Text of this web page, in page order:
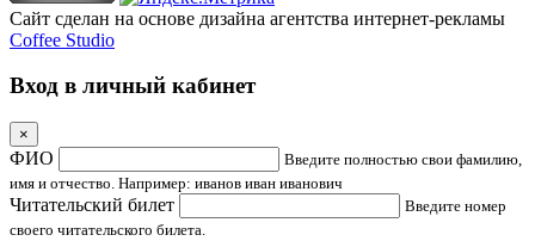
Сайт сделан на основе дизайна агентства интернет-рекламы
Coffee Studio
Вход в личный кабинет
×
ФИО
Введите полностью свои фамилию,
имя и отчество. Например: иванов иван иванович
Читательский билет
Введите номер
своего читательского билета.